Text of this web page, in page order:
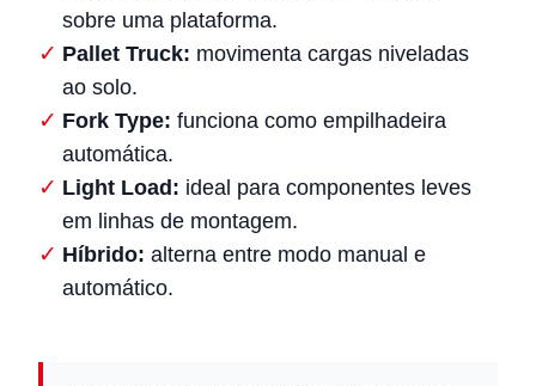
sobre uma plataforma.
Pallet Truck: movimenta cargas niveladas
ao solo.
Fork Type: funciona como empilhadeira
automática.
Light Load: ideal para componentes leves
em linhas de montagem.
Híbrido: alterna entre modo manual e
automático.